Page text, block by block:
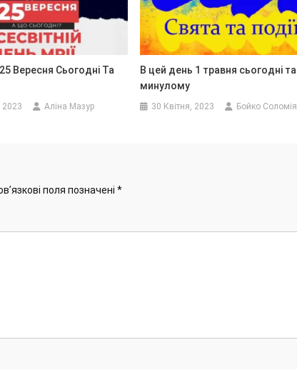
Вересня Сьогодні Та
2023 Аліна Мазур
В цей день 1 травня сьогодні та
минулому
30 Квітня, 2023 Бойко Соломія
поля позначені *